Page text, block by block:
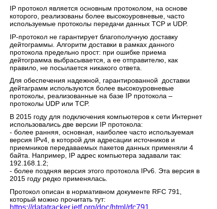
IP протокол является основным протоколом, на основе
которого, реализованы более высокоуровневые, часто
используемые протоколы передачи данных TCP и UDP.
IP-протокол не гарантирует благополучную доставку
дейтограммы. Алгоритм доставки в рамках данного
протокола предельно прост: при ошибке приема
дейтограмма выбрасывается, а ее отправителю, как
правило, не посылается никакого ответа.
Для обеспечения надежной, гарантированной доставки
дейтаграмм используются более высокоуровневые
протоколы, реализованные на базе IP протокола –
протоколы UDP или TCP.
В 2015 году для подключения компьютеров к сети Интернет
использовались две версии IP протокола:
- более ранняя, основная, наиболее часто используемая
версия IPv4, в которой для адресации источников и
приемников передаваемых пакетов данных применяли 4
байта. Например, IP адрес компьютера задавали так:
192.168.1.2;
- более поздняя версия этого протокола IPv6. Эта версия в
2015 году редко применялась.
Протокол описан в нормативном документе RFC 791,
который можно прочитать тут:
https://datatracker.ietf.org/doc/html/rfc791